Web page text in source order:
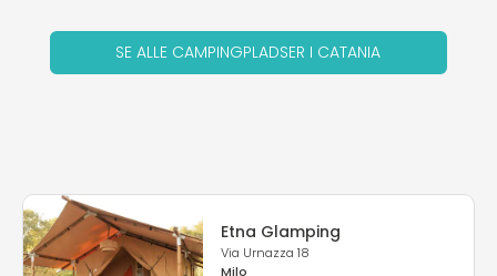
SE ALLE CAMPINGPLADSER I CATANIA
Etna Glamping
Via Urnazza 18
Milo